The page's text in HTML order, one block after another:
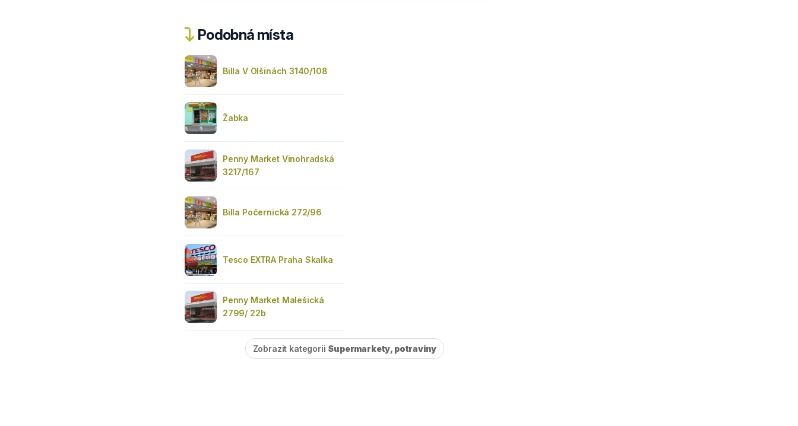
Podobná místa
Billa V Olšinách 3140/108
Žabka
Penny Market Vinohradská
3217/167
Billa Počernická 272/96
Tesco EXTRA Praha Skalka
Penny Market Malešická
2799/ 22b
Zobrazit kategorii Supermarkety, potraviny